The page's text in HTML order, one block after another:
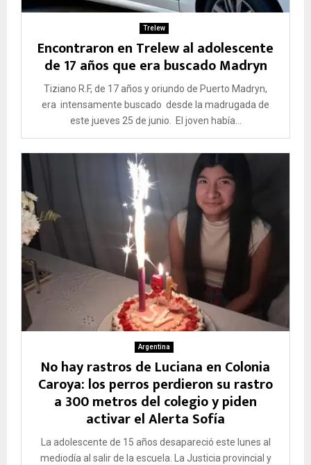
Trelew
Encontraron en Trelew al adolescente
de 17 años que era buscado Madryn
Tiziano R.F, de 17 años y oriundo de Puerto Madryn,
era intensamente buscado desde la madrugada de
este jueves 25 de junio. El joven había...
Argentina
No hay rastros de Luciana en Colonia
Caroya: los perros perdieron su rastro
a 300 metros del colegio y piden
activar el Alerta Sofía
La adolescente de 15 años desapareció este lunes al
mediodía al salir de la escuela. La Justicia provincial y